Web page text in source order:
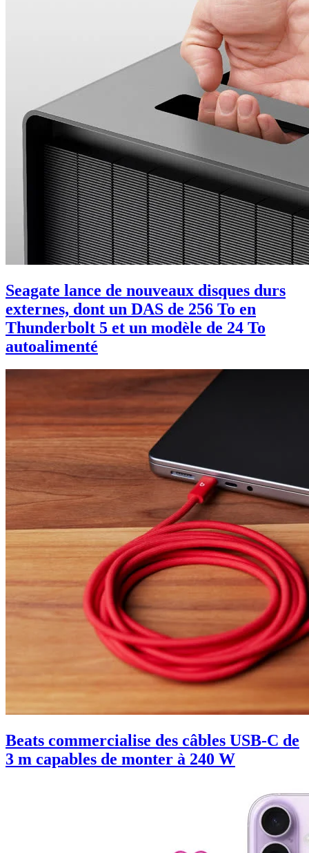
Seagate lance de nouveaux disques durs
externes, dont un DAS de 256 To en
Thunderbolt 5 et un modèle de 24 To
autoalimenté
Beats commercialise des câbles USB-C de
3 m capables de monter à 240 W